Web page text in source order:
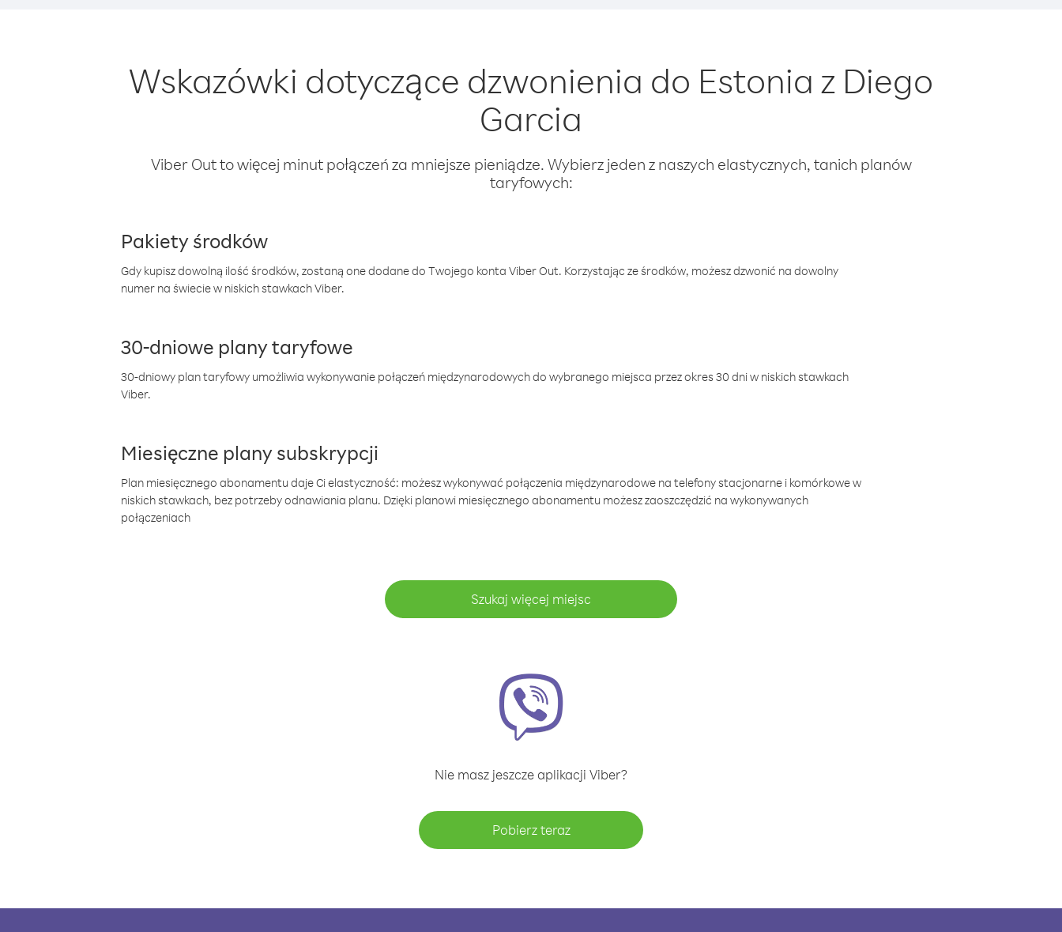
Wskazówki dotyczące dzwonienia do Estonia z Diego
Garcia
Viber Out to więcej minut połączeń za mniejsze pieniądze. Wybierz jeden z naszych elastycznych, tanich planów
taryfowych:
Pakiety środków
Gdy kupisz dowolną ilość środków, zostaną one dodane do Twojego konta Viber Out. Korzystając ze środków, możesz dzwonić na dowolny
numer na świecie w niskich stawkach Viber.
30-dniowe plany taryfowe
30-dniowy plan taryfowy umożliwia wykonywanie połączeń międzynarodowych do wybranego miejsca przez okres 30 dni w niskich stawkach
Viber.
Miesięczne plany subskrypcji
Plan miesięcznego abonamentu daje Ci elastyczność: możesz wykonywać połączenia międzynarodowe na telefony stacjonarne i komórkowe w
niskich stawkach, bez potrzeby odnawiania planu. Dzięki planowi miesięcznego abonamentu możesz zaoszczędzić na wykonywanych
połączeniach
Szukaj więcej miejsc
Nie masz jeszcze aplikacji Viber?
Pobierz teraz